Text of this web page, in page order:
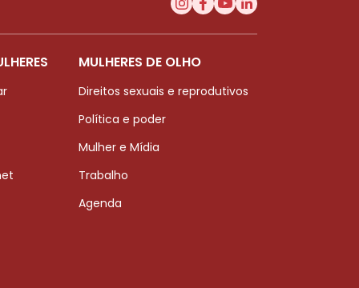
MULHERES DE OLHO
Direitos sexuais e reprodutivos
Política e poder
Mulher e Mídia
Trabalho
Agenda